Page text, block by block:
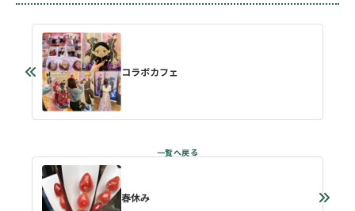
コラボカフェ
春休み